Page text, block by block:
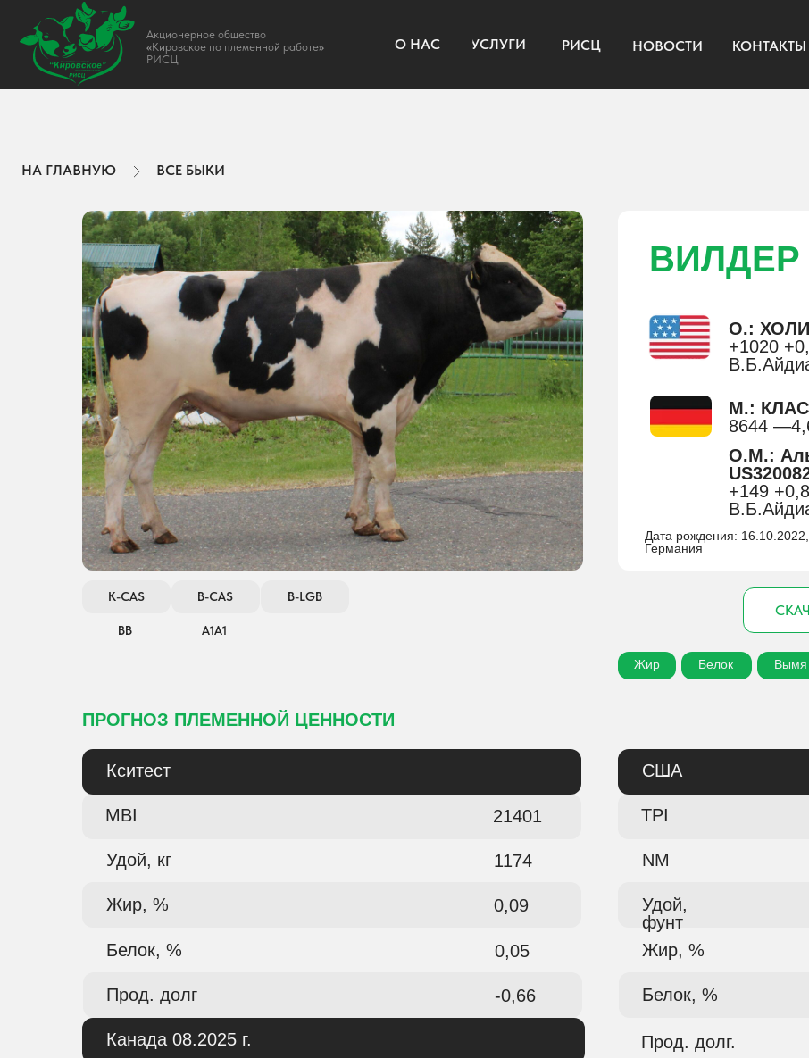
КОНТАКТЫ
НОВОСТИ
РИСЦ
УСЛУГИ
Акционерное общество
Кировское по племенной работе
РИСЦ
О.М.:
+149
М.:
8644
О.:
+1020
Дата рождения: 16.10.2022,
Германия
ПРОГНОЗ ПЛЕМЕННОЙ ЦЕННОСТИ
ВИЛДЕР
Вымя
Белок
Жир
B-LGB
A1A1
ВВ
B-CAS
K-CAS
Канада 08.2025 г. Прод. долг.
Белок, %
Жир, %
Удой,
фунт
NM
TPI
США
-0,66
Прод. долг
0,05
Белок, %
0,09
Жир, %
1174
Удой, кг
21401
MBI
Кситест